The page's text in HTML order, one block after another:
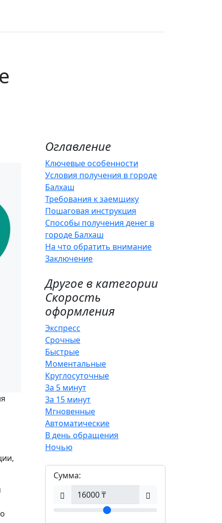
Оглавление
Ключевые особенности
Условия получения в городе
Балхаш
Требования к заемщику
Пошаговая инструкция
Способы получения денег в
городе Балхаш
На что обратить внимание
Заключение
Другое в категории
Скорость
оформления
Экспресс
Срочные
Быстрые
Моментальные
Круглосуточные
За 5 минут
За 15 минут
Мгновенные
Автоматические
В день обращения
Ночью
Сумма: